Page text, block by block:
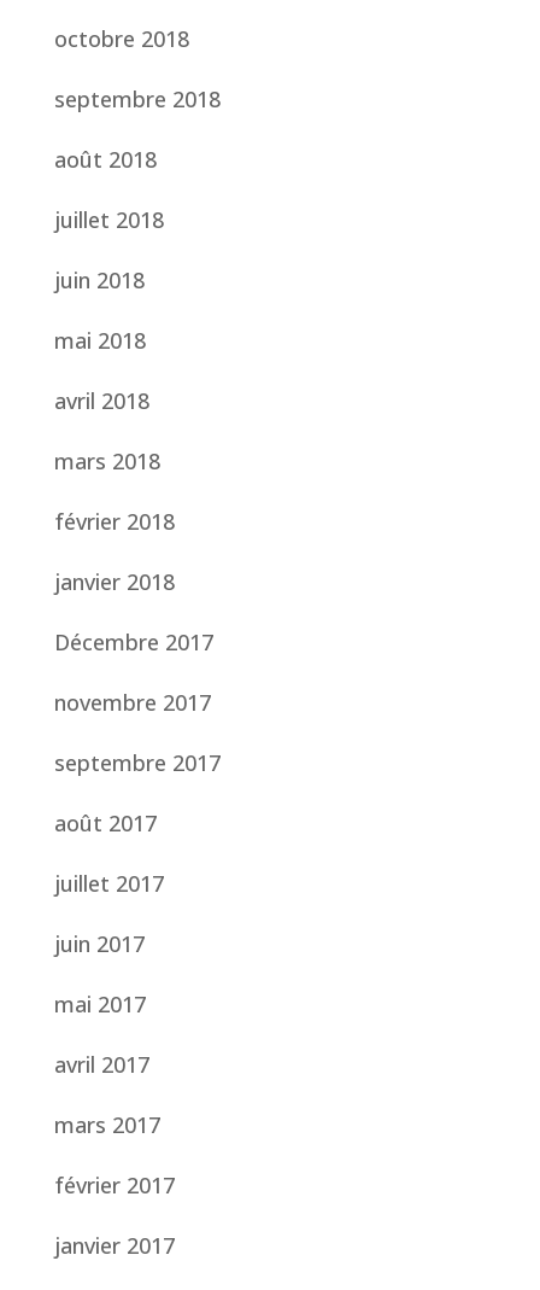
octobre 2018
septembre 2018
août 2018
juillet 2018
juin 2018
mai 2018
avril 2018
mars 2018
février 2018
janvier 2018
Décembre 2017
novembre 2017
septembre 2017
août 2017
juillet 2017
juin 2017
mai 2017
avril 2017
mars 2017
février 2017
janvier 2017